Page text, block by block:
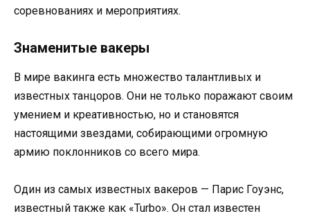
соревнованиях и мероприятиях.
Знаменитые вакеры
В мире вакинга есть множество талантливых и
известных танцоров. Они не только поражают своим
умением и креативностью, но и становятся
настоящими звездами, собирающими огромную
армию поклонников со всего мира.
Один из самых известных вакеров — Парис Гоуэнс,
известный также как «Turbo». Он стал известен